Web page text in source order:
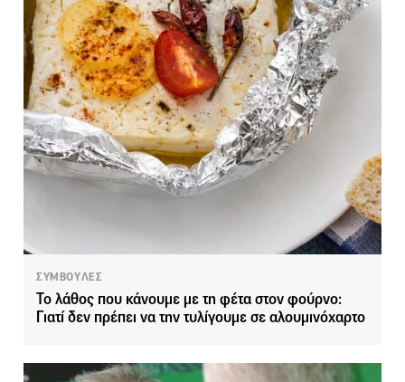
ΣΥΜΒΟΥΛΕΣ
Το λάθος που κάνουμε με τη φέτα στον φούρνο:
Γιατί δεν πρέπει να την τυλίγουμε σε αλουμινόχαρτο